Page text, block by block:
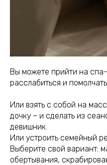
Вы можете прийти на
расслабиться и
Или взять с собой на
дочку – и сделать из
девишник.
Или устроить семейный
Выберите свой вариант:
обертывания,